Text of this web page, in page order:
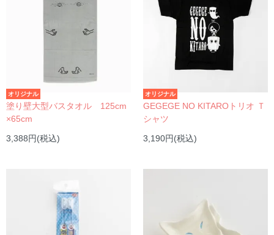
オリジナル
塗り壁大型バスタオル 125cm
×65cm
3,388円(税込)
オリジナル
GEGEGE NO KITAROトリオ Ｔ
シャツ
3,190円(税込)